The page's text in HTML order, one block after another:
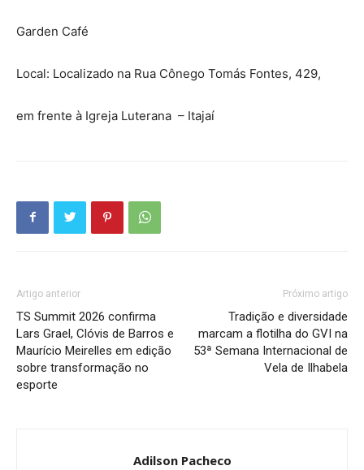
Garden Café
Local: Localizado na Rua Cônego Tomás Fontes, 429,
em frente à Igreja Luterana – Itajaí
Artigo anterior
TS Summit 2026 confirma
Lars Grael, Clóvis de Barros e
Maurício Meirelles em edição
sobre transformação no
esporte
Próximo artigo
Tradição e diversidade
marcam a flotilha do GVI na
53ª Semana Internacional de
Vela de Ilhabela
Adilson Pacheco